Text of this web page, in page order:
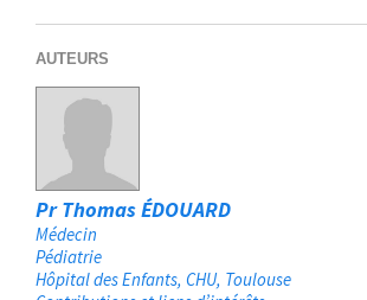
AUTEURS
Pr Thomas ÉDOUARD
Médecin
Pédiatrie
Hôpital des Enfants, CHU Toulouse